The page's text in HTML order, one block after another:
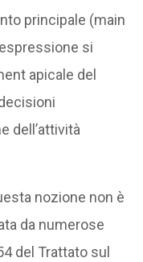
principale (main
si
apicale del
dell’attività
nozione non è
da numerose
del Trattato sul